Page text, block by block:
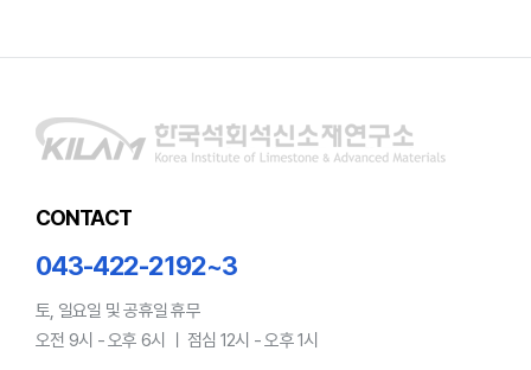
CONTACT
043-422-2192~3
토, 일요일 및 공휴일 휴무
오전 9시 - 오후 6시 ㅣ 점심 12시 - 오후 1시